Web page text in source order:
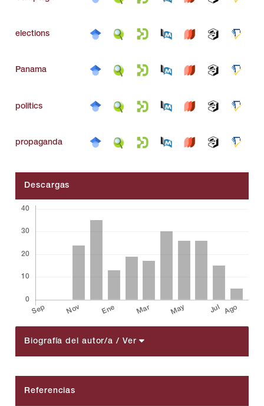
elections
Panama
politics
propaganda
Descargas
Biografía del autor/a/ Ver
Referencias